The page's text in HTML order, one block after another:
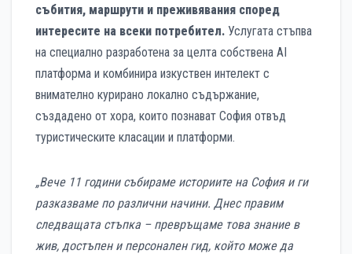
събития, маршрути и преживявания според
интересите на всеки потребител. Услугата стъпва
на специално разработена за целта собствена AI
платформа и комбинира изкуствен интелект с
внимателно курирано локално съдържание,
създадено от хора, които познават София отвъд
туристическите класации и платформи.
„Вече 11 години събираме историите на София и ги
разказваме по различни начини. Днес правим
следващата стъпка – превръщаме това знание в
жив, достъпен и персонален гид, който може да